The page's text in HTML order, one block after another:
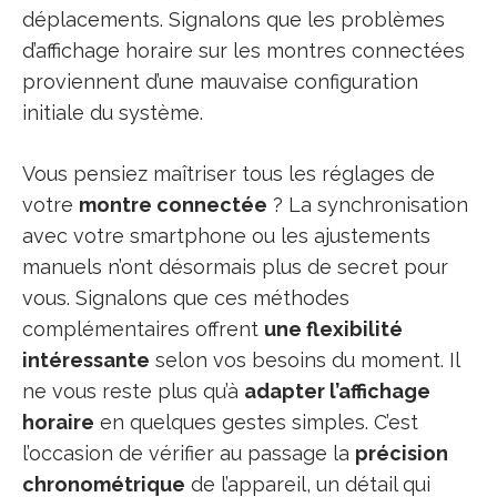
déplacements. Signalons que les problèmes
d’affichage horaire sur les montres connectées
proviennent d’une mauvaise configuration
initiale du système.
Vous pensiez maîtriser tous les réglages de
votre montre connectée ? La synchronisation
avec votre smartphone ou les ajustements
manuels n’ont désormais plus de secret pour
vous. Signalons que ces méthodes
complémentaires offrent une flexibilité
intéressante selon vos besoins du moment. Il
ne vous reste plus qu’à adapter l’affichage
horaire en quelques gestes simples. C’est
l’occasion de vérifier au passage la précision
chronométrique de l’appareil, un détail qui